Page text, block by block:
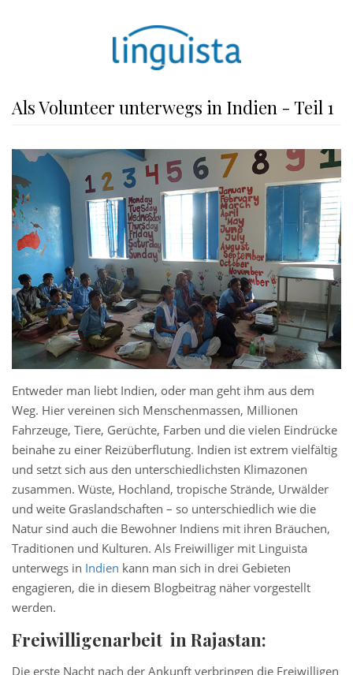
Als Volunteer unterwegs in Indien - Teil 1
Entweder man liebt Indien, oder man geht ihm aus dem
Weg. Hier vereinen sich Menschenmassen, Millionen
Fahrzeuge, Tiere, Gerüchte, Farben und die vielen Eindrücke
beinahe zu einer Reizüberflutung. Indien ist extrem vielfältig
und setzt sich aus den unterschiedlichsten Klimazonen
zusammen. Wüste, Hochland, tropische Strände, Urwälder
und weite Graslandschaften – so unterschiedlich wie die
Natur sind auch die Bewohner Indiens mit ihren Bräuchen,
Traditionen und Kulturen. Als Freiwilliger mit Linguista
unterwegs in Indien kann man sich in drei Gebieten
engagieren, die in diesem Blogbeitrag näher vorgestellt
werden.
Freiwilligenarbeit in Rajastan:
Die erste Nacht nach der Ankunft verbringen die Freiwilligen